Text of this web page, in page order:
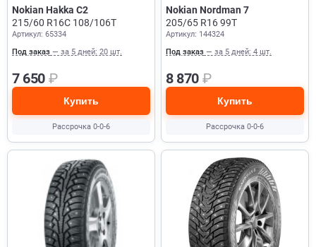
Nokian Hakka C2
215/60 R16C 108/106T
Артикул: 65334
Под заказ — за 5 дней: 20 шт.
7 650 ₽
Купить
Рассрочка 0-0-6
Nokian Nordman 7
205/65 R16 99T
Артикул: 144324
Под заказ — за 5 дней: 4 шт.
8 870 ₽
Купить
Рассрочка 0-0-6